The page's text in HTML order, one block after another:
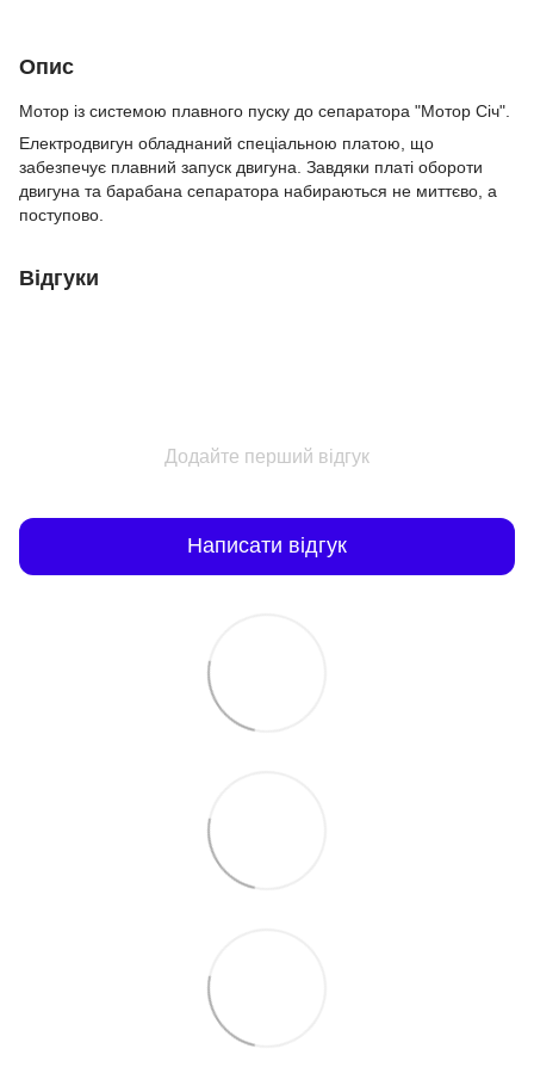
Опис
Мотор із системою плавного пуску до сепаратора "Мотор Січ".
Електродвигун обладнаний спеціальною платою, що
забезпечує плавний запуск двигуна. Завдяки платі обороти
двигуна та барабана сепаратора набираються не миттєво, а
поступово.
Відгуки
Додайте перший відгук
Написати відгук